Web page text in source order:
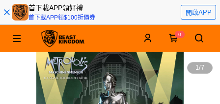
首下載APP領好禮
首下載APP領$100折價券
開啟APP
0
1/7